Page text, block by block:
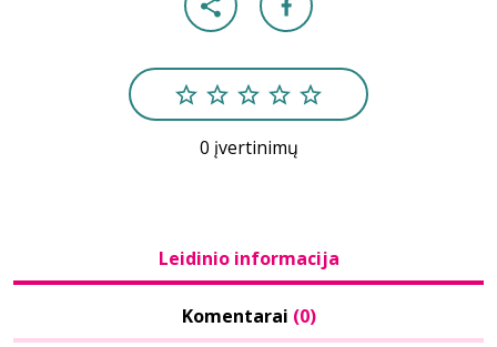
0 įvertinimų
Leidinio informacija
Komentarai (0)